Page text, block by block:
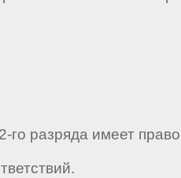
го разряда имеет